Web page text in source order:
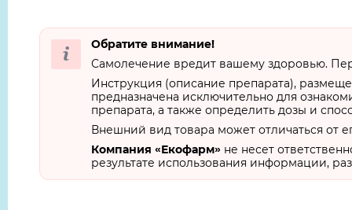
Обратите внимание!
Самолечение вредит вашему здоровью.
Инструкция (описание препарата),
предназначена исключительно для
препарата, а также определить дозы и
Внешний вид товара может отличаться от
Компания «Екофарм» не несет
результате использования информации,